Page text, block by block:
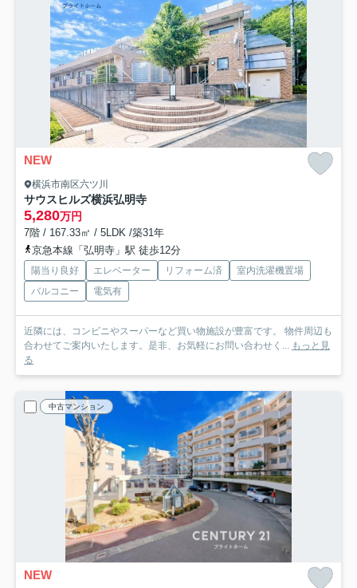
NEW
横浜市南区六ツ川
サウスヒルズ横浜弘明寺
5,280万円
7階 / 167.33㎡ / 5LDK /築31年
京急本線「弘明寺」駅 徒歩12分
陽当り良好 エレベーター リフォーム済
室内洗濯機置場
バルコニー
電気有
近隣には、コンビニやスーパーなど買い物施設が豊富です。 物件周辺も
合わせてご案内いたします。是非、お気軽にお問い合わせく...
もっと見
る
中古マンション
NEW